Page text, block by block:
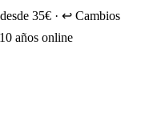
35€ · ↩️ Cambios
años online